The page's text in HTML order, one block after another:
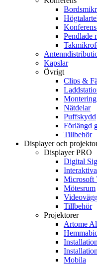
Pendlade
Kapslar
Övrigt
Clips &
Montering
Nätdelar
Puffskydd
Förlängd
Tillbehör
Displayer och
Displayer PRO
Digital
Interaktiva
Microsoft
Mötesrum
Tillbehör
Projektorer
Artome
Mobila